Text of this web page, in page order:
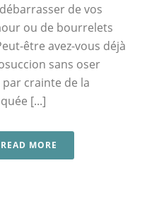
de vos
ou de bourrelets
être avez-vous déjà
sans oser
crainte de la
[...]
READ MORE